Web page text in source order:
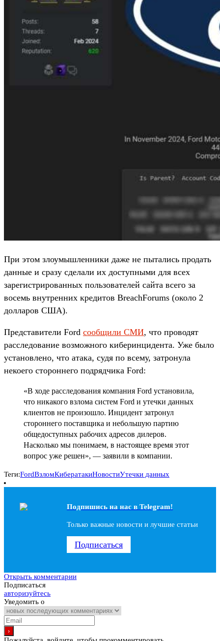
При этом злоумышленники даже не пытались продать
данные и сразу сделали их доступными для всех
зарегистрированных пользователей сайта всего за
восемь внутренних кредитов BreachForums (около 2
долларов США).
Представители Ford сообщили СМИ, что проводят
расследование возможного киберинцидента. Уже было
установлено, что атака, судя по всему, затронула
некоего стороннего подрядчика Ford:
«В ходе расследования компания Ford установила,
что никакого взлома систем Ford и утечки данных
клиентов не произошло. Инцидент затронул
стороннего поставщика и небольшую партию
общедоступных рабочих адресов дилеров.
Насколько мы понимаем, в настоящее время этот
вопрос уже решен», — заявили в компании.
Теги:FordВзломКибератакиНовостиУтечки данных
Подпишись на наc в Telegram!
Только важные новости и лучшие статьи
Подписаться
Открыть комментарии
Подписаться
авторизуйтесь
Уведомить о